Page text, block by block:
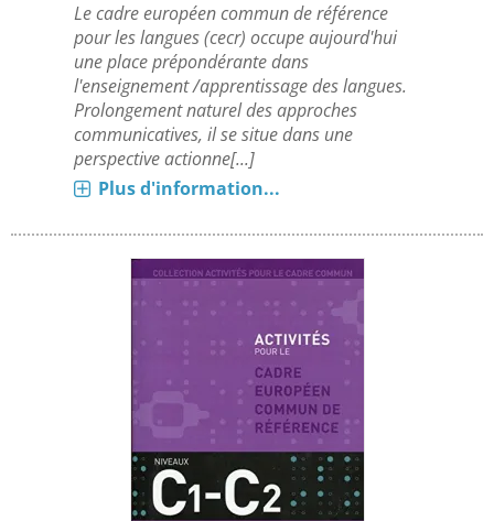
Le cadre européen commun de référence
pour les langues (cecr) occupe aujourd'hui
une place prépondérante dans
l'enseignement /apprentissage des langues.
Prolongement naturel des approches
communicatives, il se situe dans une
perspective actionne[...]
Plus d'information...